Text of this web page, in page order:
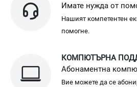
Имате нужда от
Нашият компетентен
помогне.
КОМПЮТЪРНА
Абонаментна
Вие можете да се